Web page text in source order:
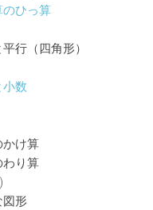
のひっ算
行（四角形）
小数
かけ算
わり算
図形